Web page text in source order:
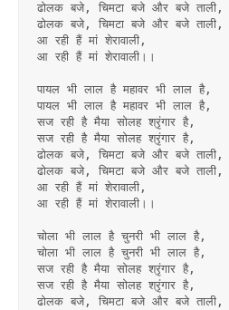
ढोलक बजे, चिमटा बजे और बजे ताली,
ढोलक बजे, चिमटा बजे और बजे ताली,
आ रही हैं मां शेरावाली,
आ रही हैं मां शेरावाली।।
पायल भी लाल है महावर भी लाल है,
पायल भी लाल है महावर भी लाल है,
सज रही है मैया सोलह श्रृंगार है,
सज रही है मैया सोलह श्रृंगार है,
ढोलक बजे, चिमटा बजे और बजे ताली,
ढोलक बजे, चिमटा बजे और बजे ताली,
आ रही हैं मां शेरावाली,
आ रही हैं मां शेरावाली।।
चोला भी लाल है चुनरी भी लाल है,
चोला भी लाल है चुनरी भी लाल है,
सज रही है मैया सोलह श्रृंगार है,
सज रही है मैया सोलह श्रृंगार है,
ढोलक बजे, चिमटा बजे और बजे ताली,